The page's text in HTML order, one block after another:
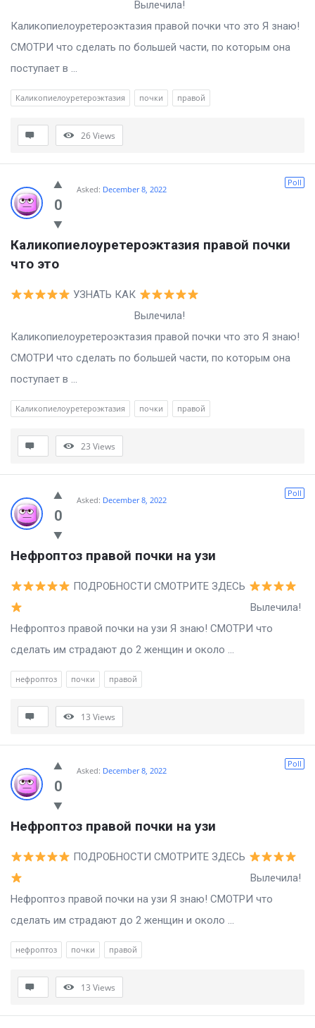
Вылечила!
Каликопиелоуретероэктазия правой почки что это Я знаю!
СМОТРИ что сделать по большей части, по которым она
поступает в ...
Каликопиелоуретероэктазия почки правой
26Views
0
Poll
Asked: December 8, 2022
Каликопиелоуретероэктазия правой почки
что это
УЗНАТЬ КАК
Вылечила!
Каликопиелоуретероэктазия правой почки что это Я знаю!
СМОТРИ что сделать по большей части, по которым она
поступает в ...
Каликопиелоуретероэктазия почки правой
23 Views
0
Poll
Asked: December 8, 2022
Нефроптоз правой почки на узи
ПОДРОБНОСТИ СМОТРИТЕ ЗДЕСЬ
Вылечила!
Нефроптоз правой почки на узи Я знаю! СМОТРИ что
сделать им страдают до 2 женщин и около ...
нефроптоз почки правой
13 Views
0
Poll
Asked: December 8, 2022
Нефроптоз правой почки на узи
ПОДРОБНОСТИ СМОТРИТЕ ЗДЕСЬ
Вылечила!
Нефроптоз правой почки на узи Я знаю! СМОТРИ что
сделать им страдают до 2 женщин и около ...
нефроптоз почки правой
13 Views